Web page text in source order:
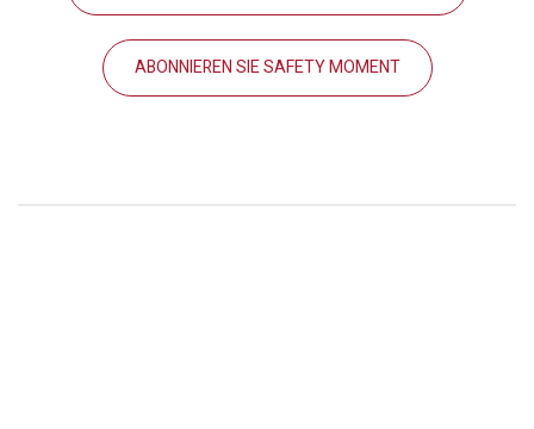
ABONNIEREN SIE SAFETY MOMENT